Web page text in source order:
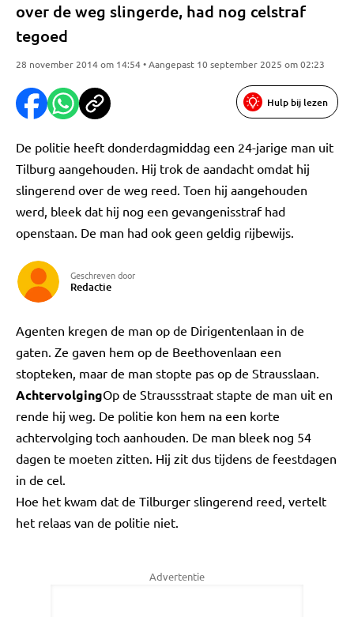
over de weg slingerde, had nog celstraf
tegoed
28 november 2014 om 14:54 • Aangepast 10 september 2025 om 02:23
Hulp bij lezen
De politie heeft donderdagmiddag een 24-jarige man uit
Tilburg aangehouden. Hij trok de aandacht omdat hij
slingerend over de weg reed. Toen hij aangehouden
werd, bleek dat hij nog een gevangenisstraf had
openstaan. De man had ook geen geldig rijbewijs.
Geschreven door
Redactie
Agenten kregen de man op de Dirigentenlaan in de
gaten. Ze gaven hem op de Beethovenlaan een
stopteken, maar de man stopte pas op de Strausslaan.
AchtervolgingOp de Straussstraat stapte de man uit en
rende hij weg. De politie kon hem na een korte
achtervolging toch aanhouden. De man bleek nog 54
dagen te moeten zitten. Hij zit dus tijdens de feestdagen
in de cel.
Hoe het kwam dat de Tilburger slingerend reed, vertelt
het relaas van de politie niet.
Advertentie